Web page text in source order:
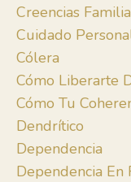
Creencias
Cuidado
Cólera
Cómo Liberarte
Cómo Tu
Dendrítico
Dependencia
Dependencia En